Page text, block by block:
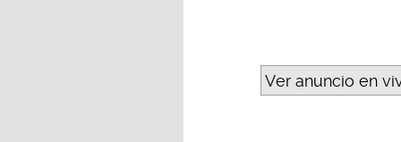
Ver anuncio en